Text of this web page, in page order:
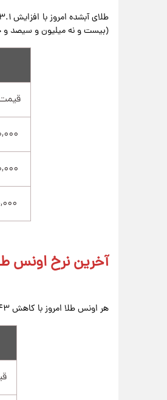
(بیست و نه میلیون و سیصد و
آخرین نرخ اونس
هر اونس طلا امروز با کاهش ۱.۴۳ درصدی، از ۴,۱۱۷ (چهار هزار و یکصد و هفده ) به ۴,۰۵۹ (چهار هزار و پنجاه و نه ) رسید.